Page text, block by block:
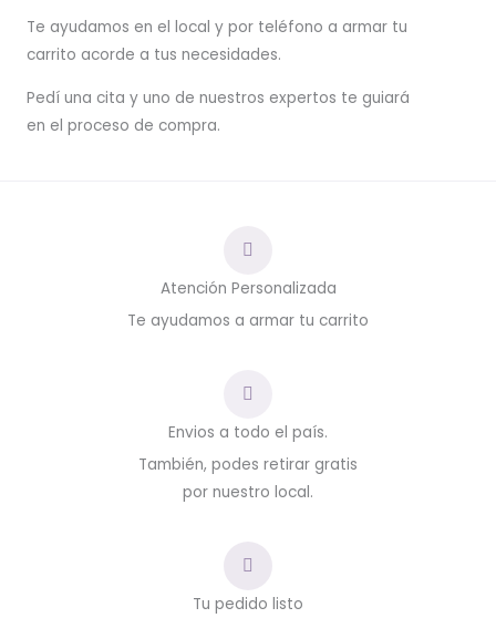
Te ayudamos en el local y por teléfono a armar tu
carrito acorde a tus necesidades.
Pedí una cita y uno de nuestros expertos te guiará
en el proceso de compra.
Atención Personalizada
Te ayudamos a armar tu carrito
Envios a todo el país.
También, podes retirar gratis
por nuestro local.
Tu pedido listo